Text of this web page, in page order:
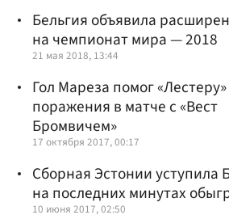
Бельгия объявила
на чемпионат мира — 2018
21 мая 2018, 13:44
Гол Мареза помог
поражения в матче с «Вест
Бромвичем»
17 октября 2017, 00:17
Сборная Эстонии уступила
на последних минутах
10 июня 2017, 02:50